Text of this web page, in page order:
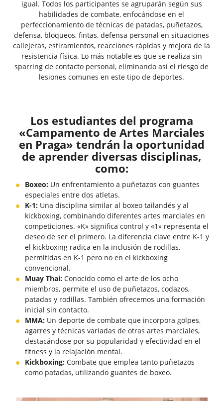
igual. Todos los participantes se agruparán según sus
habilidades de combate, enfocándose en el
perfeccionamiento de técnicas de patadas, puñetazos,
defensa, bloqueos, fintas, defensa personal en situaciones
callejeras, estiramientos, reacciones rápidas y mejora de la
resistencia física. Lo más notable es que se realiza sin
sparring de contacto personal, eliminando así el riesgo de
lesiones comunes en este tipo de deportes.
Los estudiantes del programa
«Campamento de Artes Marciales
en Praga» tendrán la oportunidad
de aprender diversas disciplinas,
como:
Boxeo: Un enfrentamiento a puñetazos con guantes
especiales entre dos atletas.
K-1: Una disciplina similar al boxeo tailandés y al
kickboxing, combinando diferentes artes marciales en
competiciones. «K» significa control y «1» representa el
deseo de ser el primero. La diferencia clave entre K-1 y
el kickboxing radica en la inclusión de rodillas,
permitidas en K-1 pero no en el kickboxing
convencional.
Muay Thai: Conocido como el arte de los ocho
miembros, permite el uso de puñetazos, codazos,
patadas y rodillas. También ofrecemos una formación
inicial sin contacto.
MMA: Un deporte de combate que incorpora golpes,
agarres y técnicas variadas de otras artes marciales,
destacándose por su popularidad y efectividad en el
fitness y la relajación mental.
Kickboxing: Combate que emplea tanto puñetazos
como patadas, utilizando guantes de boxeo.